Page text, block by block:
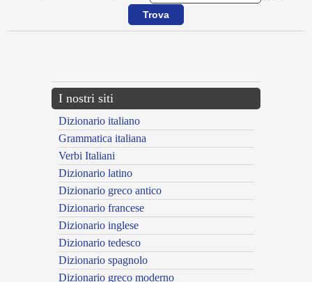
I nostri siti
Dizionario italiano
Grammatica italiana
Verbi Italiani
Dizionario latino
Dizionario greco antico
Dizionario francese
Dizionario inglese
Dizionario tedesco
Dizionario spagnolo
Dizionario greco moderno